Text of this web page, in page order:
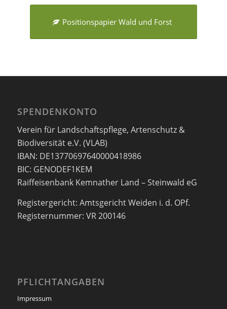
Positionspapier Wald und Forst
SPENDENKONTO
Verein für Landschaftspflege, Artenschutz &
Biodiversität e.V. (VLAB)
IBAN: DE13770697640000418986
BIC: GENODEF1KEM
Raiffeisenbank Kemnather Land – Steinwald eG
Registergericht: Amtsgericht Weiden i. d. OPf.
Registernummer: VR 200146
PFLICHTANGABEN
Impressum